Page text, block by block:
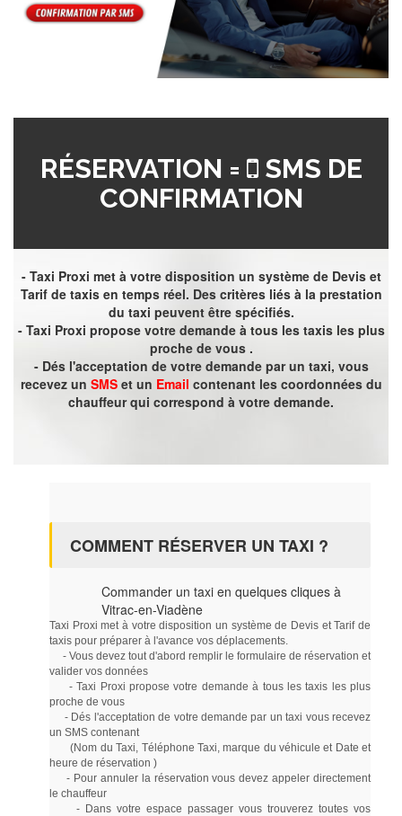
RÉSERVATION =
SMS DE
CONFIRMATION
- Taxi Proxi met à votre disposition un système de Devis et
Tarif de taxis en temps réel. Des critères liés à la prestation
du taxi peuvent être spécifiés.
- Taxi Proxi propose votre demande à tous les taxis les plus
proche de vous .
- Dés l'acceptation de votre demande par un taxi, vous
recevez un SMSet un Email contenant les coordonnées du
chauffeur qui correspond à votre demande.
COMMENT RÉSERVER UN TAXI ?
Commander un taxi en quelques cliques à
Vitrac-en-Viadène
Taxi Proxi met à votre disposition un système de Devis et Tarif de
taxis pour préparer à l'avance vos déplacements.
- Vous devez tout d'abord remplir le formulaire de réservation et
valider vos données
- Taxi Proxi propose votre demande à tous les taxis les plus
proche de vous
- Dés l'acceptation de votre demande par un taxi vous recevez
un SMS contenant
(Nom du Taxi, Téléphone Taxi, marque du véhicule et Date et
heure de réservation )
- Pour annuler la réservation vous devez appeler directement
le chauffeur
- Dans votre espace passager vous trouverez toutes vos